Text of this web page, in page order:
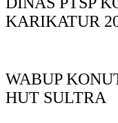
KARIKATUR
WABUP
HUT SULTRA